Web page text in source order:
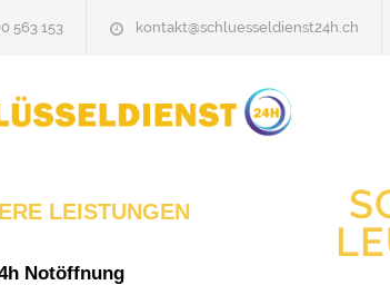
563 153 kontakt@schluesseldienst24h.ch
LEISTUNGEN
Notöffnung